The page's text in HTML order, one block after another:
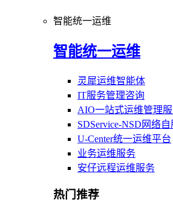
智能统一运维
智能统一运维
灵犀运维智能体
IT服务管理咨询
AIO一站式运维管理
SDService-NSD网络
U-Center统一运维平台
业务运维服务
安仔远程运维服务
热门推荐